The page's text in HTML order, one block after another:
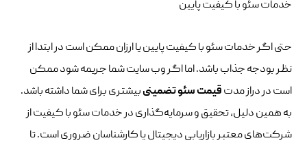
خدمات سئو با کیفیت پایین
حتی اگر خدمات سئو با کیفیت پایین یا ارزان ممکن است در ابتدا از
نظر بودجه جذاب باشد. اما اگر وب سایت شما جریمه شود ممکن
است در دراز مدتقیمت سئو تضمینیبیشتری برای شما داشته باشد.
به همین دلیل، تحقیق و سرمایه‌گذاری در خدمات سئو با کیفیت از
شرکت‌های معتبر بازاریابی دیجیتال یا کارشناسان ضروری است. تا